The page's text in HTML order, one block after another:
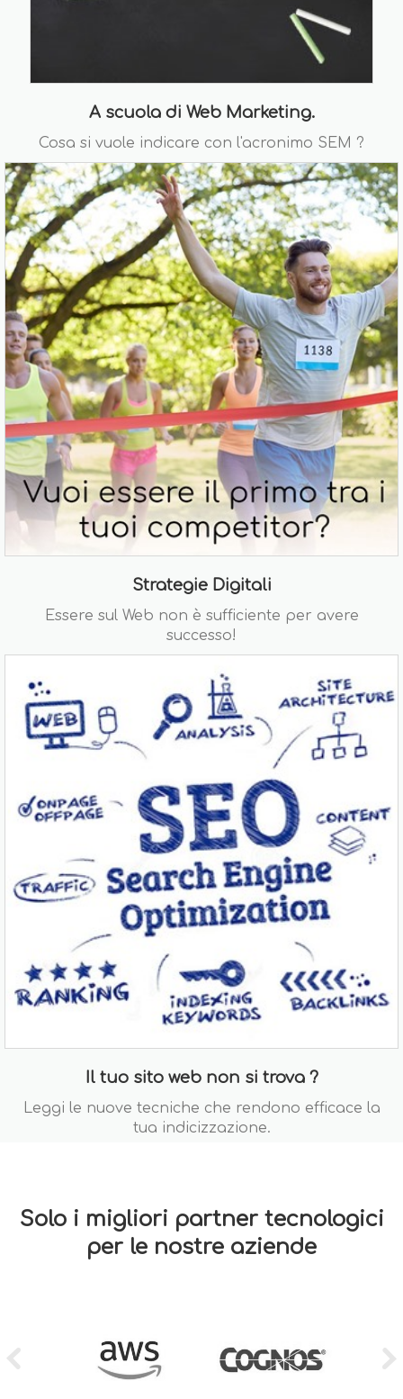
A scuola di Web Marketing.
Cosa si vuole indicare con l'acronimo SEM ?
Strategie Digitali
Essere sul Web non è sufficiente per avere
successo!
Il tuo sito web non si trova ?
Leggi le nuove tecniche che rendono efficace la
tua indicizzazione.
Solo i migliori partner tecnologici
per le nostre aziende